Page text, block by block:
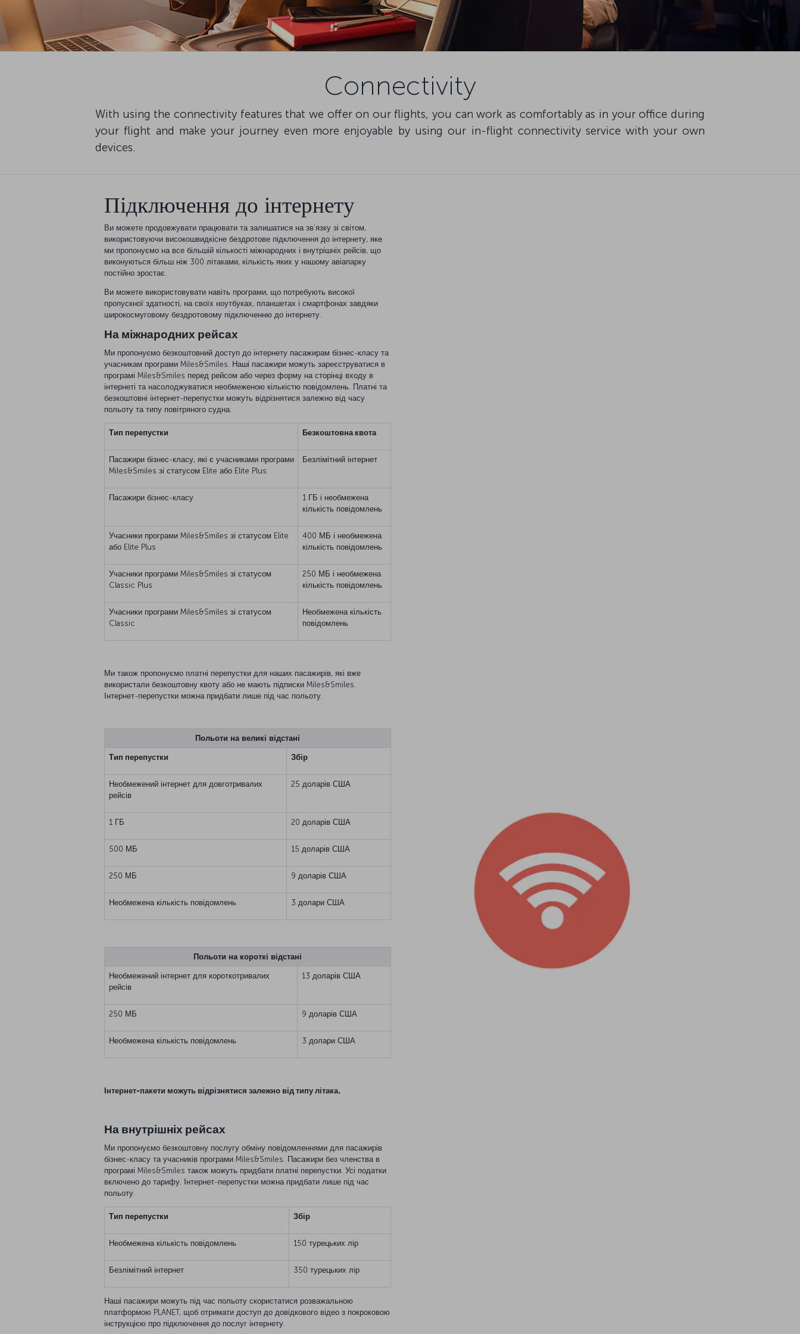
Connectivity
With using the connectivity features that we offer on our flights, you can work as comfortably as in your office during
your flight and make your journey even more enjoyable by using our in-flight connectivity service with your own
devices.
Підключення до інтернету
Ви можете продовжувати працювати та залишатися на зв’язку зі світом,
використовуючи високошвидкісне бездротове підключення до інтернету, яке
ми пропонуємо на все більшій кількості міжнародних і внутрішніх рейсів, що
виконуються більш ніж 300 літаками, кількість яких у нашому авіапарку
постійно зростає.
Ви можете використовувати навіть програми, що потребують високої
пропускної здатності, на своїх ноутбуках, планшетах і смартфонах завдяки
широкосмуговому бездротовому підключенню до інтернету.
На міжнародних рейсах
Ми пропонуємо безкоштовний доступ до інтернету пасажирам бізнес-класу та
учасникам програми Miles&Smiles. Наші пасажири можуть зареєструватися в
програмі Miles&Smiles перед рейсом або через форму на сторінці входу в
інтернеті та насолоджуватися необмеженою кількістю повідомлень. Платні та
безкоштовні інтернет-перепустки можуть відрізнятися залежно від часу
польоту та типу повітряного судна.
Тип перепустки Безкоштовна квота
Пасажири бізнес-класу, які є учасниками програми
Miles&Smiles зі статусом Elite або Elite Plus
Безлімітний інтернет
Пасажири бізнес-класу
1 ГБ і необмежена
кількість повідомлень
Учасники програми Miles&Smiles зі статусом Elite
або Elite Plus
400 МБ і необмежена
кількість повідомлень
Учасники програми Miles&Smiles зі статусом
Classic Plus
250 МБ і необмежена
кількість повідомлень
Учасники програми Miles&Smiles зі статусом
Classic
Необмежена кількість
повідомлень
Ми також пропонуємо платні перепустки для наших пасажирів, які вже
використали безкоштовну квоту або не мають підписки Miles&Smiles.
Інтернет-перепустки можна придбати лише під час польоту.
Польоти на великі відстані
Тип перепустки Збір
Необмежений інтернет для довготривалих
рейсів
25 доларів США
1 ГБ 20 доларів США
500 МБ 15 доларів США
250 МБ 9 доларів США
Необмежена кількість повідомлень 3 долари США
Польоти на короткі відстані
Необмежений інтернет для короткотривалих
рейсів
13 доларів США
250 МБ 9 доларів США
Необмежена кількість повідомлень 3 долари США
Інтернет-пакети можуть відрізнятися залежно від типу літака.
На внутрішніх рейсах
Ми пропонуємо безкоштовну послугу обміну повідомленнями для пасажирів
бізнес-класу та учасників програми Miles&Smiles. Пасажири без членства в
програмі Miles&Smiles також можуть придбати платні перепустки. Усі податки
включено до тарифу. Інтернет-перепустки можна придбати лише під час
польоту.
Тип перепустки Збір
Необмежена кількість повідомлень 150 турецьких лір
Безлімітний інтернет 350 турецьких лір
Наші пасажири можуть під час польоту скористатися розважальною
платформою PLANET, щоб отримати доступ до довідкового відео з покроковою
інструкцією про підключення до послуг інтернету.